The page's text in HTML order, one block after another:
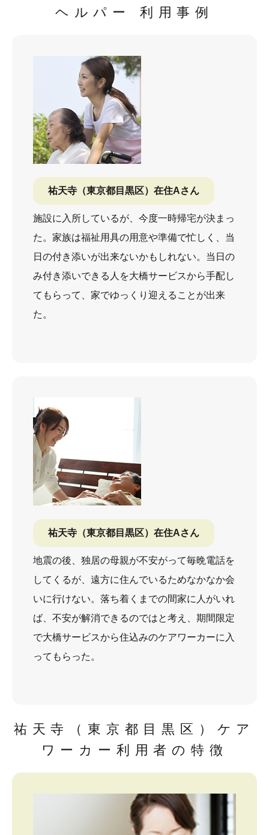
ヘルパー 利用事例
祐天寺（東京都目黒区）在住Aさん
施設に入所しているが、今度一時帰宅が決まっ
た。家族は福祉用具の用意や準備で忙しく、当
日の付き添いが出来ないかもしれない。当日の
み付き添いできる人を大橋サービスから手配し
てもらって、家でゆっくり迎えることが出来
た。
祐天寺（東京都目黒区）在住Aさん
地震の後、独居の母親が不安がって毎晩電話を
してくるが、遠方に住んでいるためなかなか会
いに行けない。落ち着くまでの間家に人がいれ
ば、不安が解消できるのではと考え、期間限定
で大橋サービスから住込みのケアワーカーに入
ってもらった。
祐天寺（東京都目黒区）ケア
ワーカー利用者の特徴